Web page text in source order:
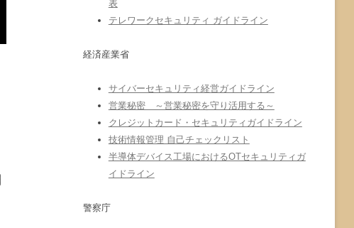
表
テレワークセキュリティ ガイドライン
経済産業省
サイバーセキュリティ経営ガイドライン
営業秘密 ～営業秘密を守り活用する～
クレジットカード・セキュリティガイドライン
技術情報管理 自己チェックリスト
半導体デバイス工場におけるOTセキュリティガ
イドライン
警察庁